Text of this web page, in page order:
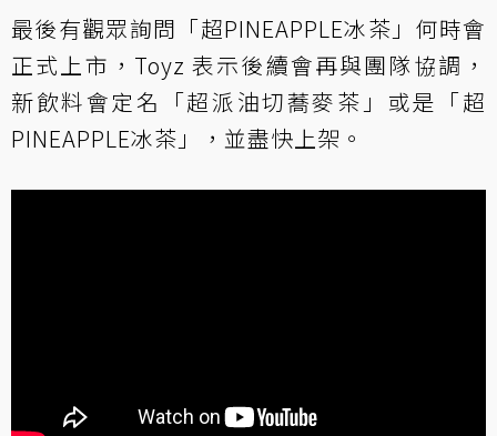
最後有觀眾詢問「超PINEAPPLE冰茶」何時會
正式上市，Toyz 表示後續會再與團隊協調，
新飲料會定名「超派油切蕎麥茶」或是「超
PINEAPPLE冰茶」，並盡快上架。